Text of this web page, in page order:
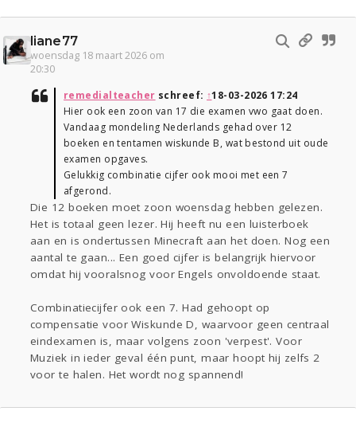
liane77
woensdag 18 maart 2026 om
20:30
remedialteacher schreef: ↑18-03-2026 17:24
Hier ook een zoon van 17 die examen vwo gaat doen.
Vandaag mondeling Nederlands gehad over 12
boeken en tentamen wiskunde B, wat bestond uit oude
examen opgaves.
Gelukkig combinatie cijfer ook mooi met een 7
afgerond.
Die 12 boeken moet zoon woensdag hebben gelezen.
Het is totaal geen lezer. Hij heeft nu een luisterboek
aan en is ondertussen Minecraft aan het doen. Nog een
aantal te gaan... Een goed cijfer is belangrijk hiervoor
omdat hij vooralsnog voor Engels onvoldoende staat.
Combinatiecijfer ook een 7. Had gehoopt op
compensatie voor Wiskunde D, waarvoor geen centraal
eindexamen is, maar volgens zoon 'verpest'. Voor
Muziek in ieder geval één punt, maar hoopt hij zelfs 2
voor te halen. Het wordt nog spannend!